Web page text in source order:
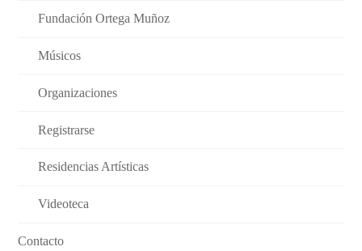
Fundación Ortega Muñoz
Músicos
Organizaciones
Registrarse
Residencias Artísticas
Videoteca
Contacto